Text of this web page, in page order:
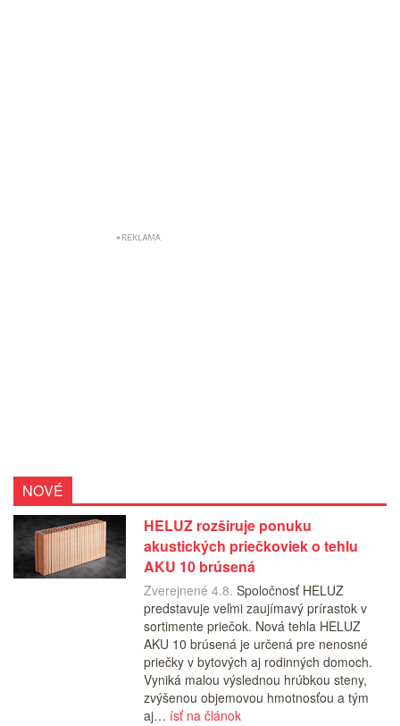
NOVÉ
HELUZ rozširuje ponuku
akustických priečkoviek o tehlu
AKU 10 brúsená
Zverejnené 4.8. Spoločnosť HELUZ
predstavuje veľmi zaujímavý prírastok v
sortimente priečok. Nová tehla HELUZ
AKU 10 brúsená je určená pre nenosné
priečky v bytových aj rodinných domoch.
Vyniká malou výslednou hrúbkou steny,
zvýšenou objemovou hmotnosťou a tým
aj… ísť na článok